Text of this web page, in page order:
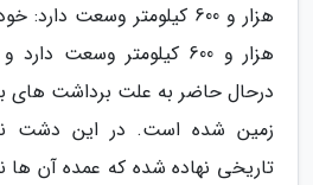
هزار و 600 کیلومتر وسعت
هزار و 600 کیلومتر وسعت
درحال حاضر به علت برداشت های
زمین شده است. در این دشت
تاریخی نهاده شده که عمده آن ها